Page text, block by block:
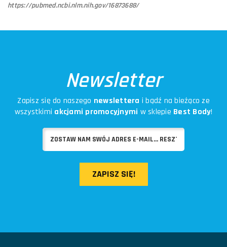
https://pubmed.ncbi.nlm.nih.gov/16873688/
Newsletter
Zapisz się do naszego newslettera i bądź na bieżąco ze
wszystkimi akcjami promocyjnymi w sklepie Best Body!
ZAPISZ SIĘ!